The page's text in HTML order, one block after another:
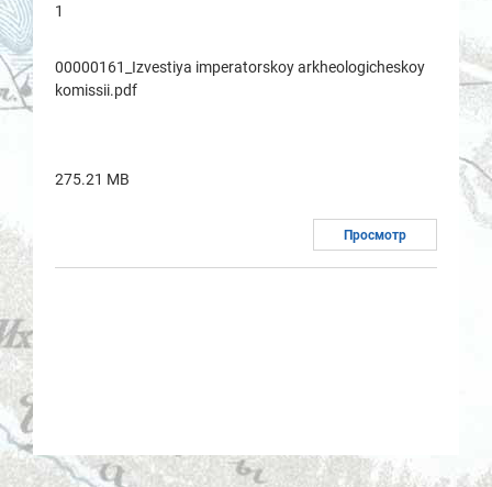
1
00000161_Izvestiya imperаtorskoy аrkheologicheskoy
komissii.pdf
275.21 MB
Просмотр